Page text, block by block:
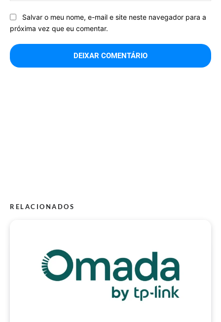
Salvar o meu nome, e-mail e site neste navegador para a
próxima vez que eu comentar.
RELACIONADOS